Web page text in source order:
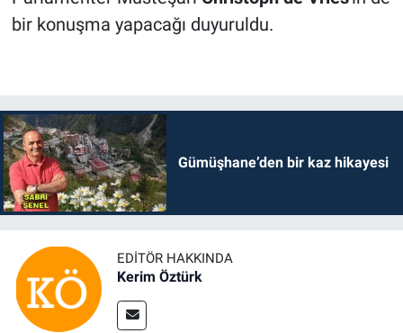
bir konuşma yapacağı duyuruldu.
Gümüşhane’den bir kaz hikayesi
EDITÖR HAKKINDA
Kerim Öztürk